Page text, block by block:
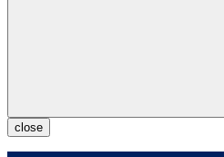
close